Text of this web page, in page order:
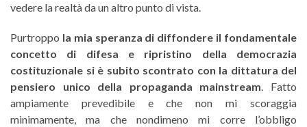
vedere la realtà da un altro punto di vista.
Purtroppo la mia speranza di diffondere il fondamentale
concetto di difesa e ripristino della democrazia
costituzionale si è subito scontrato con la dittatura del
pensiero unico della propaganda mainstream. Fatto
ampiamente prevedibile e che non mi scoraggia
minimamente, ma che nondimeno mi corre l’obbligo